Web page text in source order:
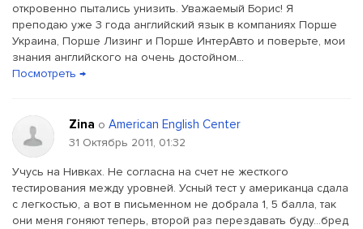
откровенно пытались унизить. Уважаемый Борис! Я
преподаю уже 3 года английский язык в компаниях Порше
Украина, Порше Лизинг и Порше ИнтерАвто и поверьте, мои
знания английского на очень достойном...
Посмотреть →
Zina о American English Center
31 Октябрь 2011, 01:32
Учусь на Нивках. Не согласна на счет не жесткого
тестирования между уровней. Усный тест у американца сдала
с легкостью, а вот в письменном не добрала 1, 5 балла, так
они меня гоняют теперь, второй раз перездавать буду...бред